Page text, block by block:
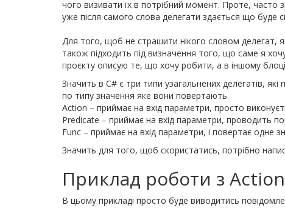
чого визивати їх в потрібний момент. Проте, часто
уже після самого слова делегати здається що буде
Для того, щоб не страшити нікого словом делегат,
також підходить під визначення того, що саме я
проєкту описую те, що хочу робити, а в іншому
Значить в C# є три типи узагальнених делегатів,
по типу значення яке вони повертають.
Action – приймає на вхід параметри, просто
Predicate – приймає на вхід параметри, проводить
Func – приймає на вхід параметри, і повертає одне
Значить для того, щоб скористатись, потрібно
Приклад роботи з Action
В цьому прикладі просто буде виводитись